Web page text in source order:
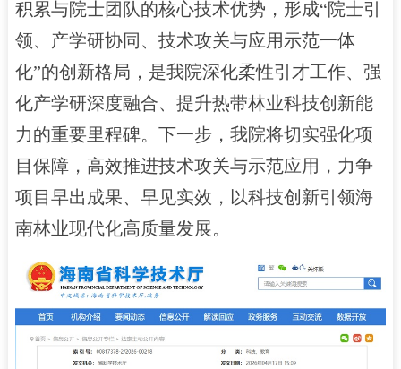
积累与院士团队的核心技术优势，形成“院士引
领、产学研协同、技术攻关与应用示范一体
化”的创新格局，是我院深化柔性引才工作、强
化产学研深度融合、提升热带林业科技创新能
力的重要里程碑。下一步，我院将切实强化项
目保障，高效推进技术攻关与示范应用，力争
项目早出成果、早见实效，以科技创新引领海
南林业现代化高质量发展。